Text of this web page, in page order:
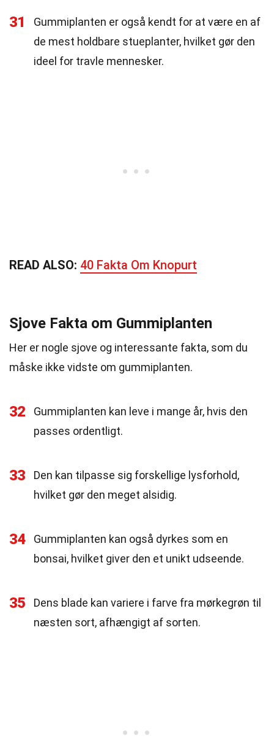
31
Gummiplanten er også kendt for at være en af
de mest holdbare stueplanter, hvilket gør den
ideel for travle mennesker.
READ ALSO: 40 Fakta Om Knopurt
Sjove Fakta om Gummiplanten
Her er nogle sjove og interessante fakta, som du
måske ikke vidste om gummiplanten.
32
Gummiplanten kan leve i mange år, hvis den
passes ordentligt.
33
Den kan tilpasse sig forskellige lysforhold,
hvilket gør den meget alsidig.
34
Gummiplanten kan også dyrkes som en
bonsai, hvilket giver den et unikt udseende.
35
Dens blade kan variere i farve fra mørkegrøn til
næsten sort, afhængigt af sorten.